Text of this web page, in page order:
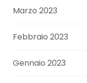
Marzo 2023
Febbraio 2023
Gennaio 2023